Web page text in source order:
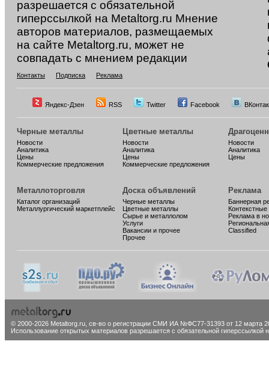
разрешается с обязательной
гиперссылкой на Metaltorg.ru Мнение
авторов материалов, размещаемых
на сайте Metaltorg.ru, может не
совпадать с мнением редакции
Контакты Подписка Реклама
Яндекс-Дзен RSS Twitter Facebook
Черные металлы
Новости
Аналитика
Цены
Коммерческие предложения
Цветные металлы
Новости
Аналитика
Цены
Коммерческие предложения
Новости
Аналитика
Цены
Металлоторговля
Каталог организаций
Металлургический маркетплейс
Доска объявлений
Черные металлы
Цветные металлы
Сырье и металлолом
Услуги
Вакансии и прочее
Прочее
Реклама
Баннерная
Реклама в
Classified
© 2000-2026 Metaltorg.ru, св-во о регистрации СМИ ИА №ФС77-31393 от 12 марта
Использование открытых материалов разрешается с обязательной гиперссылкой